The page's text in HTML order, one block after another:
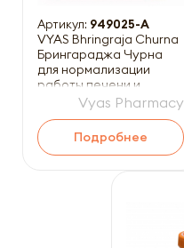
Артикул: 949025-A
VYAS Bhringraja Churna
Брингараджа Чурна
для нормализации
работы печени и
стимуляции роста
волос 100
Vyas Pharmacy
Подробнее